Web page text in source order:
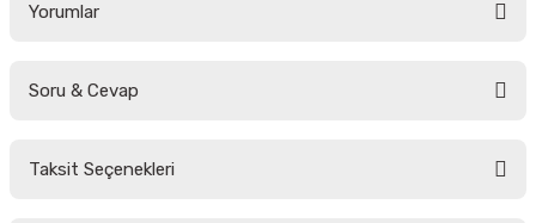
Yorumlar
Soru & Cevap
Taksit Seçenekleri